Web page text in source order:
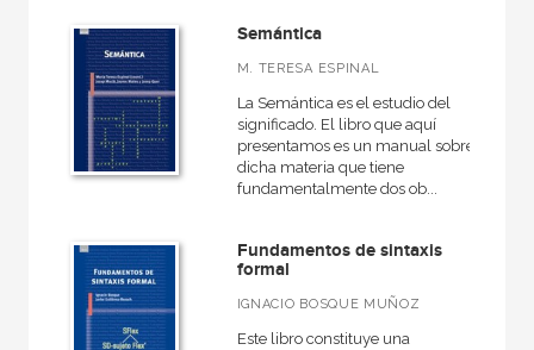
Semántica
M. TERESA ESPINAL
La Semántica es el estudio del
significado. El libro que aquí
presentamos es un manual sobre
dicha materia que tiene
fundamentalmente dos ob...
Fundamentos de sintaxis
formal
IGNACIO BOSQUE MUÑOZ
Este libro constituye una